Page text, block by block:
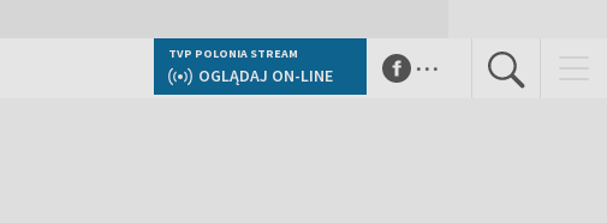
TVP POLONIA STREAM
OGLĄDAJ ON-LINE ...